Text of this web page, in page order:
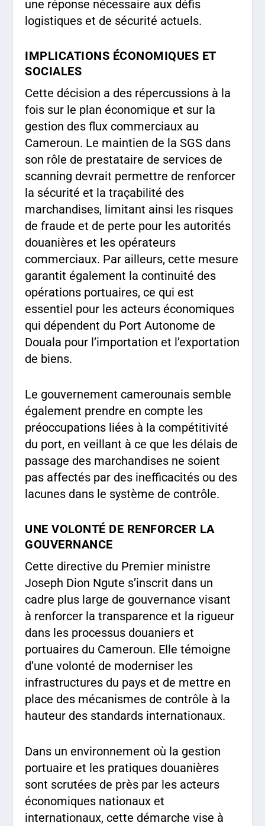
une réponse nécessaire aux défis
logistiques et de sécurité actuels.
IMPLICATIONS ÉCONOMIQUES ET
SOCIALES
Cette décision a des répercussions à la
fois sur le plan économique et sur la
gestion des flux commerciaux au
Cameroun. Le maintien de la SGS dans
son rôle de prestataire de services de
scanning devrait permettre de renforcer
la sécurité et la traçabilité des
marchandises, limitant ainsi les risques
de fraude et de perte pour les autorités
douanières et les opérateurs
commerciaux. Par ailleurs, cette mesure
garantit également la continuité des
opérations portuaires, ce qui est
essentiel pour les acteurs économiques
qui dépendent du Port Autonome de
Douala pour l’importation et l’exportation
de biens.
Le gouvernement camerounais semble
également prendre en compte les
préoccupations liées à la compétitivité
du port, en veillant à ce que les délais de
passage des marchandises ne soient
pas affectés par des inefficacités ou des
lacunes dans le système de contrôle.
UNE VOLONTÉ DE RENFORCER LA
GOUVERNANCE
Cette directive du Premier ministre
Joseph Dion Ngute s’inscrit dans un
cadre plus large de gouvernance visant
à renforcer la transparence et la rigueur
dans les processus douaniers et
portuaires du Cameroun. Elle témoigne
d’une volonté de moderniser les
infrastructures du pays et de mettre en
place des mécanismes de contrôle à la
hauteur des standards internationaux.
Dans un environnement où la gestion
portuaire et les pratiques douanières
sont scrutées de près par les acteurs
économiques nationaux et
internationaux, cette démarche vise à